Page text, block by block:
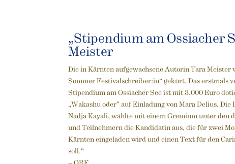
„Stipendium am Ossiacher
Meister
Die in Kärnten aufgewachsene Autorin Tara
Sommer Festivalschreiber:in“ gekürt. Das erstmals
Stipendium am Ossiacher See ist mit 3.000 Euro
„Wakashu oder“ auf Einladung von Mara Delius. Die
Nadja Kayali, wählte mit einem Gremium unter den
und Teilnehmern die Kandidatin aus, die für zwei
Kärnten eingeladen wird und einen Text für den
soll.“